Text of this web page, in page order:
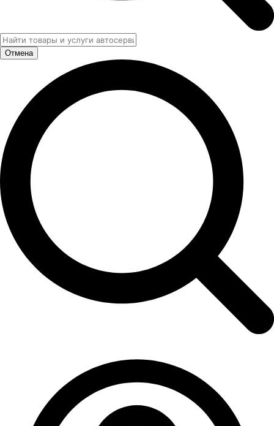
Отмена